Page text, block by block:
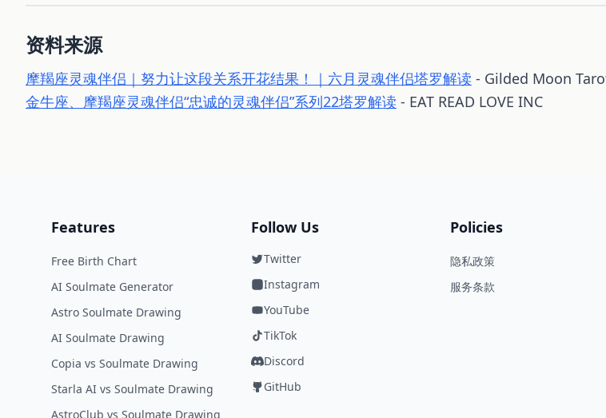
资料来源
摩羯座灵魂伴侣｜努力让这段关系开花结果！｜六月灵魂伴侣塔罗解读 - Gilded Moon
金牛座、摩羯座灵魂伴侣“忠诚的灵魂伴侣”系列22塔罗解读 - EAT READ LOVE INC
Features
Free Birth Chart
AI Soulmate Generator
Astro Soulmate Drawing
AI Soulmate Drawing
Copia vs Soulmate Drawing
Starla AI vs Soulmate Drawing
AstroClub vs Soulmate Drawing
Follow Us
Twitter
Instagram
YouTube
TikTok
Discord
GitHub
Policies
隐私政策
服务条款